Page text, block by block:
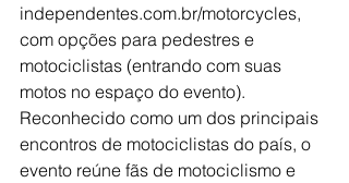
independentes.com.br/motorcycles,
com opções para pedestres e
motociclistas (entrando com suas
motos no espaço do evento).
Reconhecido como um dos principais
encontros de motociclistas do país, o
evento reúne fãs de motociclismo e